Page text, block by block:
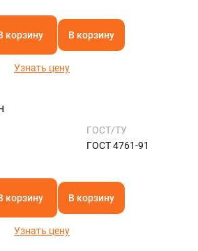
корзину В корзину
Узнать цену
ГОСТ/ТУ
ГОСТ 4761-91
корзину В корзину
Узнать цену